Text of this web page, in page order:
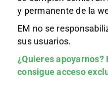
y permanente de la
EM no se
sus usuarios.
¿Quieres apoyarnos?
consigue acceso